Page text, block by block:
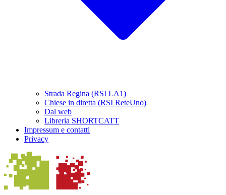
Strada Regina (RSI LA1)
Chiese in diretta (RSI ReteUno)
Dal web
Libreria SHORTCATT
Impressum e contatti
Privacy